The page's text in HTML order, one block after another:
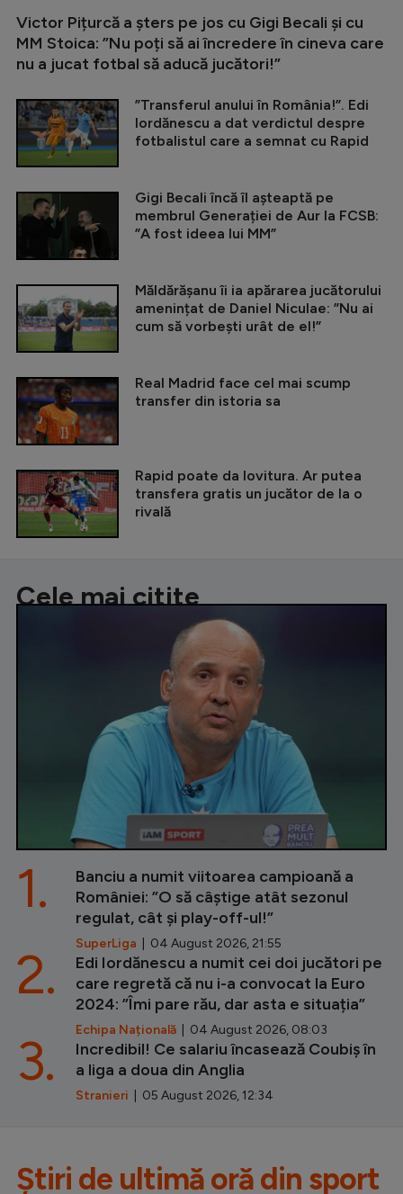
Victor Pițurcă a șters pe jos cu Gigi Becali și cu
MM Stoica: ”Nu poți să ai încredere în cineva care
nu a jucat fotbal să aducă jucători!”
”Transferul anului în România!”. Edi
Iordănescu a dat verdictul despre
fotbalistul care a semnat cu Rapid
Gigi Becali încă îl așteaptă pe
membrul Generației de Aur la FCSB:
”A fost ideea lui MM”
Măldărășanu îi ia apărarea jucătorului
amenințat de Daniel Niculae: ”Nu ai
cum să vorbești urât de el!”
Real Madrid face cel mai scump
transfer din istoria sa
Rapid poate da lovitura. Ar putea
transfera gratis un jucător de la o
rivală
Cele mai citite
Banciu a numit viitoarea campioană a
României: ”O să câștige atât sezonul
regulat, cât și play-off-ul!”
SuperLiga | 04 August 2026, 21:55
1.
Edi Iordănescu a numit cei doi jucători pe
care regretă că nu i-a convocat la Euro
2024: ”Îmi pare rău, dar asta e situația”
Echipa Națională | 04 August 2026, 08:03
2.
Incredibil! Ce salariu încasează Coubiș în
a liga a doua din Anglia
Stranieri | 05 August 2026, 12:34
3.
Știri de ultimă oră din sport